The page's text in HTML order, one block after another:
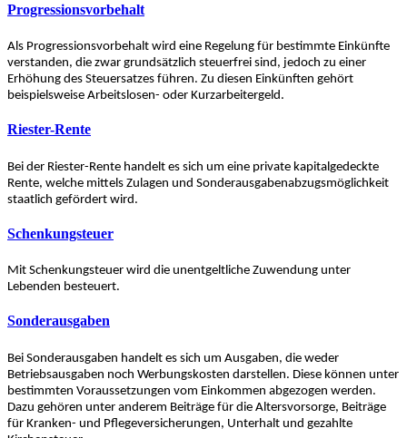
Progressionsvorbehalt
Als Progressionsvorbehalt wird eine Regelung für bestimmte Einkünfte
verstanden, die zwar grundsätzlich steuerfrei sind, jedoch zu einer
Erhöhung des Steuersatzes führen. Zu diesen Einkünften gehört
beispielsweise Arbeitslosen- oder Kurzarbeitergeld.
Riester-Rente
Bei der Riester-Rente handelt es sich um eine private kapitalgedeckte
Rente, welche mittels Zulagen und Sonderausgabenabzugsmöglichkeit
staatlich gefördert wird.
Schenkungsteuer
Mit Schenkungsteuer wird die unentgeltliche Zuwendung unter
Lebenden besteuert.
Sonderausgaben
Bei Sonderausgaben handelt es sich um Ausgaben, die weder
Betriebsausgaben noch Werbungskosten darstellen. Diese können unter
bestimmten Voraussetzungen vom Einkommen abgezogen werden.
Dazu gehören unter anderem Beiträge für die Altersvorsorge, Beiträge
für Kranken- und Pflegeversicherungen, Unterhalt und gezahlte